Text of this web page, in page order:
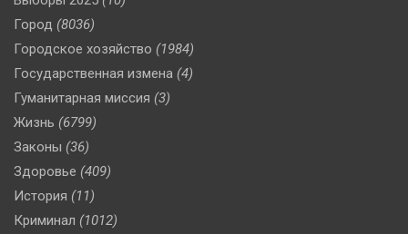
Город (8036)
Городское хозяйство (1984)
Государственная измена (4)
Гуманитарная миссия (3)
Жизнь (6799)
Законы (36)
Здоровье (409)
История (11)
Криминал (1012)